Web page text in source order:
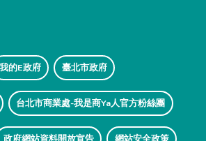
我的E政府 臺北市政府
台北市商業處-我是商Ya人官方粉絲團